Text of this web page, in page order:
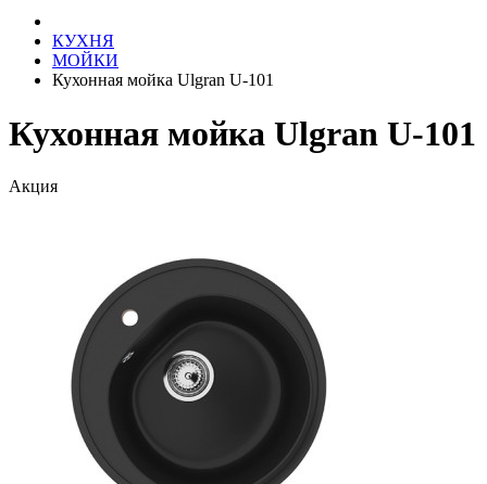
КУХНЯ
МОЙКИ
Кухонная мойка Ulgran U-101
Кухонная мойка Ulgran U-101
Акция